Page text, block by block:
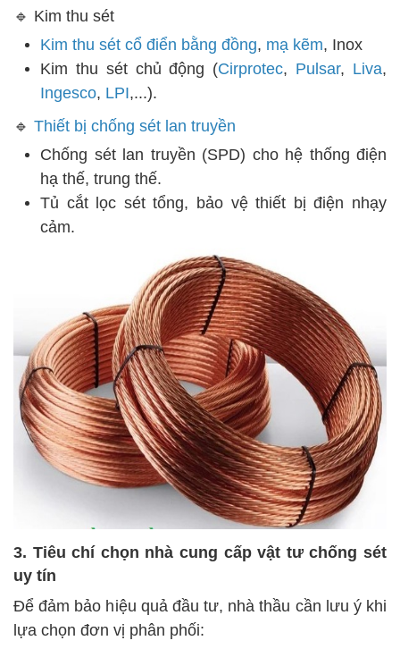
🔹 Kim thu sét
Kim thu sét cổ điển bằng đồng, mạ kẽm, Inox
Kim thu sét chủ động (Cirprotec, Pulsar, Liva,
Ingesco, LPI,...).
🔹 Thiết bị chống sét lan truyền
Chống sét lan truyền (SPD) cho hệ thống điện
hạ thế, trung thế.
Tủ cắt lọc sét tổng, bảo vệ thiết bị điện nhạy
cảm.
3. Tiêu chí chọn nhà cung cấp vật tư chống sét
uy tín
Để đảm bảo hiệu quả đầu tư, nhà thầu cần lưu ý khi
lựa chọn đơn vị phân phối: